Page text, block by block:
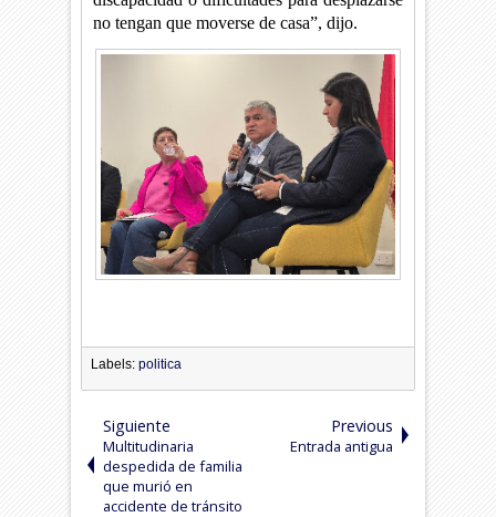
no tengan que moverse de casa”, dijo.
Labels:politica
Siguiente
Multitudinaria
despedida de familia
que murió en
accidente de tránsito
Previous
Entrada antigua